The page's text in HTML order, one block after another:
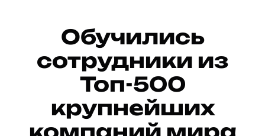
Обучились
сотрудники из
Топ-500
крупнейших